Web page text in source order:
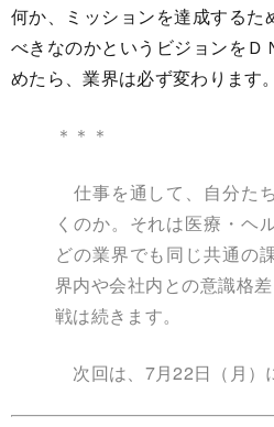
何か、ミッションを達成するた
べきなのかというビジョンをＤ
めたら、業界は必ず変わります。
＊＊＊
仕事を通して、自分た
くのか。それは医療・ヘ
どの業界でも同じ共通の
界内や会社内との意識格
戦は続きます。
次回は、7月22日（月）